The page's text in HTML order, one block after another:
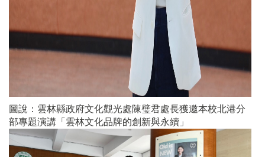
圖說：雲林縣政府文化觀光處陳璧君處長獲邀本校北港分
部專題演講「雲林文化品牌的創新與永續」